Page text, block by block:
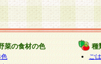
者による会員登録手続
承認が完了した時点で会
に対して適用されるもの
情報は、すべて会員登録
菜の食材の色 種
ご